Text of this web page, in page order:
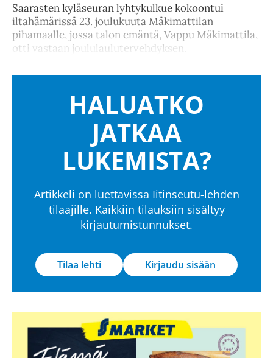
Saarasten kyläseuran lyhtykulkue kokoontui
iltahämärissä 23. joulukuuta Mäkimattilan
pihamaalle, jossa talon emäntä, Vappu Mäkimattila,
otti vastaan joululaulutervehdyksen.
HALUATKO
JATKAA
LUKEMISTA?
Artikkeli on luettavissa Iitinseutu-lehden
tilaajille. Kaikkiin tilauksiin sisältyy
kirjautumistunnukset.
Tilaa lehti Kirjaudu sisään